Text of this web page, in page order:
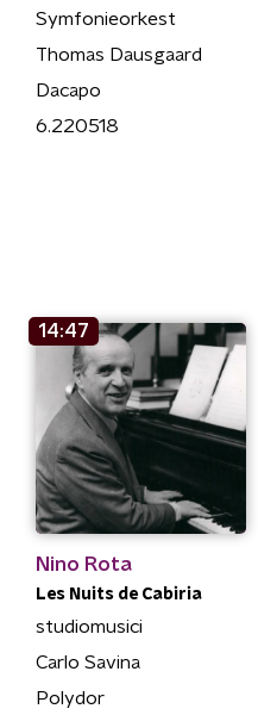
Symfonieorkest
Thomas Dausgaard
Dacapo
6.220518
14:47
Nino Rota
Les Nuits de Cabiria
studiomusici
Carlo Savina
Polydor